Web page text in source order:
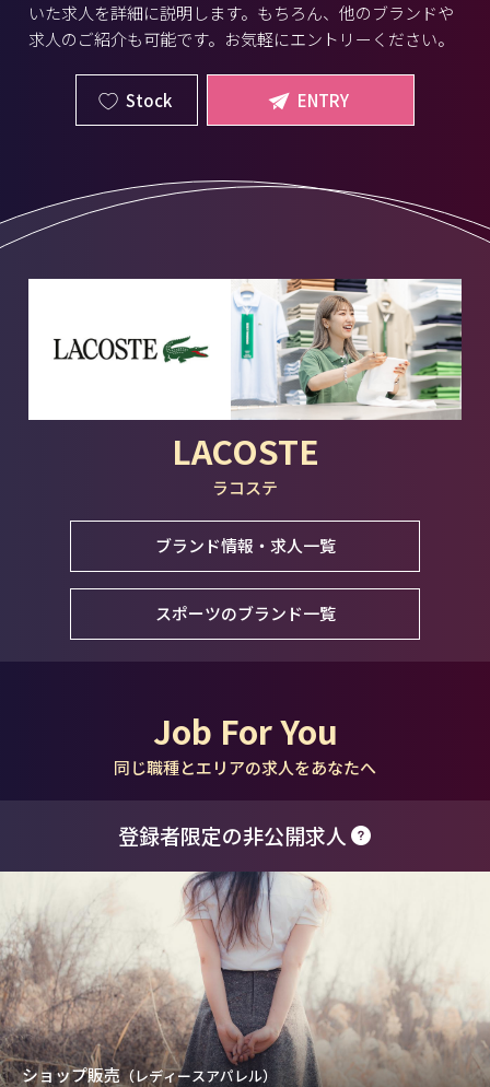
いた求人を詳細に説明します。もちろん、他のブランドや
求人のご紹介も可能です。お気軽にエントリーください。
Stock ENTRY
LACOSTE
ラコステ
ブランド情報・求人一覧
スポーツのブランド一覧
Job For You
同じ職種とエリアの求人をあなたへ
登録者限定の非公開求人
ショップ販売（レディースアパレル）